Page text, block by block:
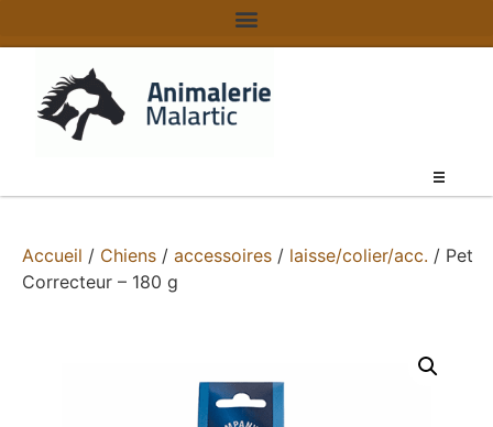
Accueil / Chiens / accessoires / laisse/colier/acc. / Pet
Correcteur – 180 g